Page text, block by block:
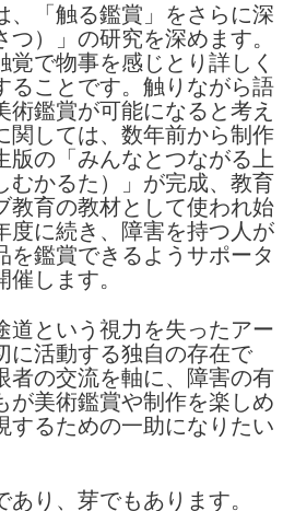
、「触る鑑賞」をさらに深
）」の研究を深めます。
覚で物事を感じとり詳しく
ることです。触りながら語
術鑑賞が可能になると考え
関しては、数年前から制作
版の「みんなとつながる上
むかるた）」が完成、教育
教育の教材として使われ始
度に続き、障害を持つ人が
を鑑賞できるようサポータ
します。
道という視力を失ったアー
に活動する独自の存在で
者の交流を軸に、障害の有
が美術鑑賞や制作を楽しめ
るための一助になりたい
り、芽でもあります。